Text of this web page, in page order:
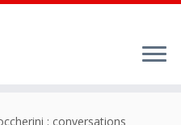
: conversations